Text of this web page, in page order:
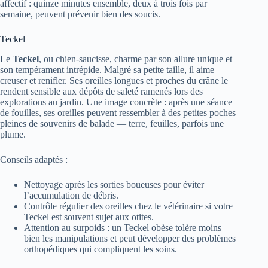
affectif : quinze minutes ensemble, deux à trois fois par
semaine, peuvent prévenir bien des soucis.
Teckel
Le Teckel, ou chien-saucisse, charme par son allure unique et
son tempérament intrépide. Malgré sa petite taille, il aime
creuser et renifler. Ses oreilles longues et proches du crâne le
rendent sensible aux dépôts de saleté ramenés lors des
explorations au jardin. Une image concrète : après une séance
de fouilles, ses oreilles peuvent ressembler à des petites poches
pleines de souvenirs de balade — terre, feuilles, parfois une
plume.
Conseils adaptés :
Nettoyage après les sorties boueuses pour éviter
l’accumulation de débris.
Contrôle régulier des oreilles chez le vétérinaire si votre
Teckel est souvent sujet aux otites.
Attention au surpoids : un Teckel obèse tolère moins
bien les manipulations et peut développer des problèmes
orthopédiques qui compliquent les soins.